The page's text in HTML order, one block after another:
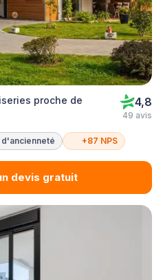
proche de
4,8
49 avis
d'ancienneté +87 NPS
devis gratuit